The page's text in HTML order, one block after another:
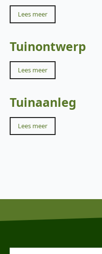
Lees meer
Tuinontwerp
Lees meer
Tuinaanleg
Lees meer